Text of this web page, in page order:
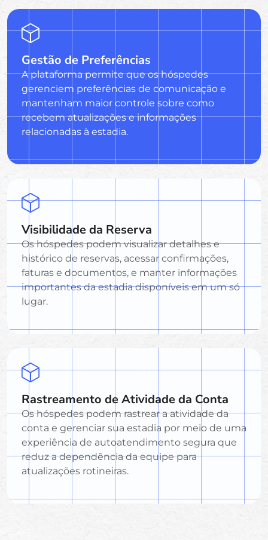
Gestão de Preferências
A plataforma permite que os hóspedes
gerenciem preferências de comunicação e
mantenham maior controle sobre como
recebem atualizações e informações
relacionadas à estadia.
Visibilidade da Reserva
Os hóspedes podem visualizar detalhes e
histórico de reservas, acessar confirmações,
faturas e documentos, e manter informações
importantes da estadia disponíveis em um só
lugar.
Rastreamento de Atividade da Conta
Os hóspedes podem rastrear a atividade da
conta e gerenciar sua estadia por meio de uma
experiência de autoatendimento segura que
reduz a dependência da equipe para
atualizações rotineiras.